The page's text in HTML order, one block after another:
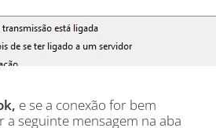
e se a conexão for bem
a seguinte mensagem na aba